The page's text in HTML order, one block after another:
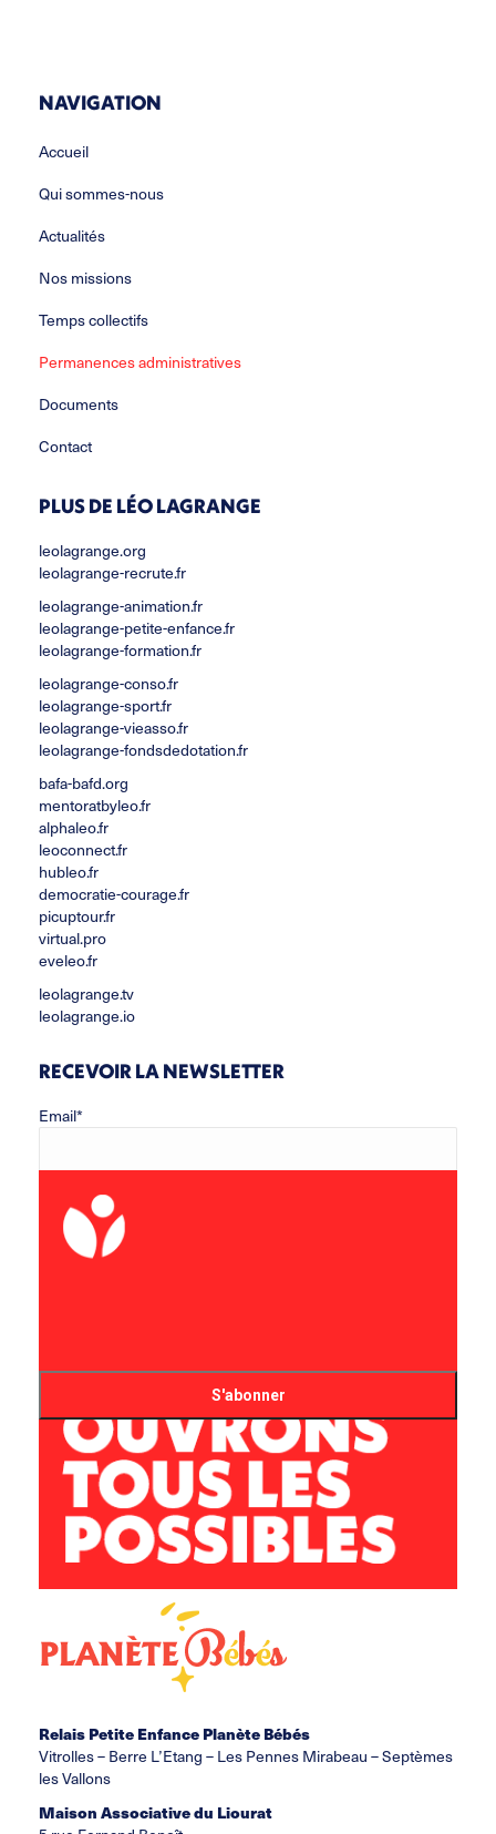
NAVIGATION
Accueil
Qui sommes-nous
Actualités
Nos missions
Temps collectifs
Permanences administratives
Documents
Contact
PLUS DE LÉO LAGRANGE
leolagrange.org
leolagrange-recrute.fr
leolagrange-animation.fr
leolagrange-petite-enfance.fr
leolagrange-formation.fr
leolagrange-conso.fr
leolagrange-sport.fr
leolagrange-vieasso.fr
leolagrange-fondsdedotation.fr
bafa-bafd.org
mentoratbyleo.fr
alphaleo.fr
leoconnect.fr
hubleo.fr
democratie-courage.fr
picuptour.fr
virtual.pro
eveleo.fr
leolagrange.tv
leolagrange.io
RECEVOIR LA NEWSLETTER
Email*
Prénom
Relais Petite Enfance Planète Bébés
Vitrolles – Berre L’Etang – Les Pennes Mirabeau – Septèmes
les Vallons
Maison Associative du Liourat